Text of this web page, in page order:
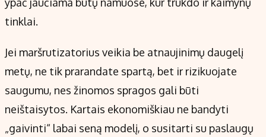
tinklai.
Jei maršrutizatorius veikia be atnaujinimų daugelį
metų, ne tik prarandate spartą, bet ir rizikuojate
saugumu, nes žinomos spragos gali būti
neištaisytos. Kartais ekonomiškiau ne bandyti
„gaivinti“ labai seną modelį, o susitarti su paslaugų